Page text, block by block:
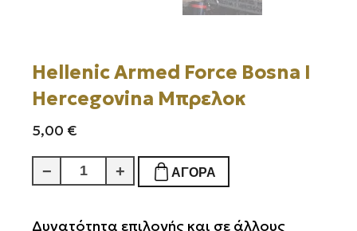
Hellenic Armed Force Bosna I
Hercegovina Μπρελοκ
5,00 €
−
Hellenic
Armed
Bosna
+ ΑΓΟΡΆ
Δυνατότητα επιλογής και σε άλλους